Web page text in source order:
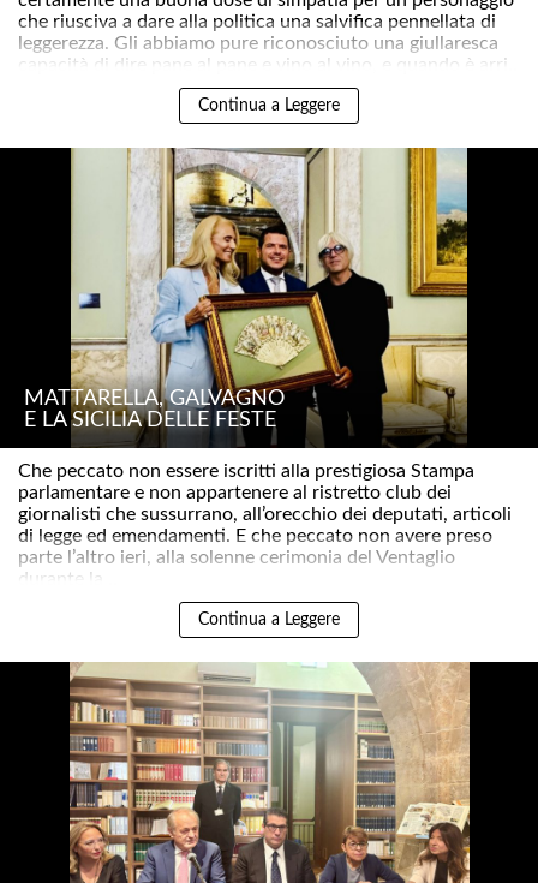
che riusciva a dare alla politica una salvifica pennellata di
leggerezza. Gli abbiamo pure riconosciuto una giullaresca
capacità di dire pane al pane e vino al vino, e quando è arri..
Continua a Leggere
MATTARELLA, GALVAGNO
E LA SICILIA DELLE FESTE
Che peccato non essere iscritti alla prestigiosa Stampa
parlamentare e non appartenere al ristretto club dei
giornalisti che sussurrano, all’orecchio dei deputati, articoli
di legge ed emendamenti. E che peccato non avere preso
parte l’altro ieri, alla solenne cerimonia del Ventaglio
durante la ..
Continua a Leggere